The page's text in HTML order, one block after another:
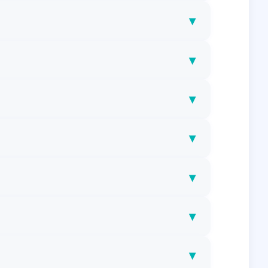
▾
▾
▾
▾
▾
▾
▾